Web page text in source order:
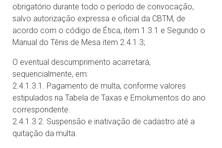
obrigatório durante todo o período de convocação,
salvo autorização expressa e oficial da CBTM, de
acordo com o código de Ética, item 1.3.1 e Segundo o
Manual do Tênis de Mesa item 2.4.1.3;
O eventual descumprimento acarretará,
sequencialmente, em:
2.4.1.3.1. Pagamento de multa, conforme valores
estipulados na Tabela de Taxas e Emolumentos do ano
correspondente.
2.4.1.3.2. Suspensão e inativação de cadastro até a
quitação da multa.